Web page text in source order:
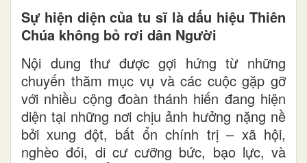
Sự hiện diện của tu sĩ là dấu hiệu Thiên
Chúa không bỏ rơi dân Người
Nội dung thư được gợi hứng từ những
chuyến thăm mục vụ và các cuộc gặp gỡ
với nhiều cộng đoàn thánh hiến đang hiện
diện tại những nơi chịu ảnh hưởng nặng nề
bởi xung đột, bất ổn chính trị – xã hội,
nghèo đói, di cư cưỡng bức, bạo lực, và